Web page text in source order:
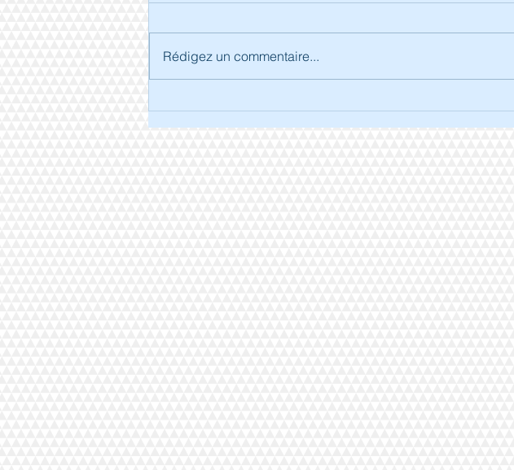
Séjour à Arcachon.
Rédigez un commentaire...